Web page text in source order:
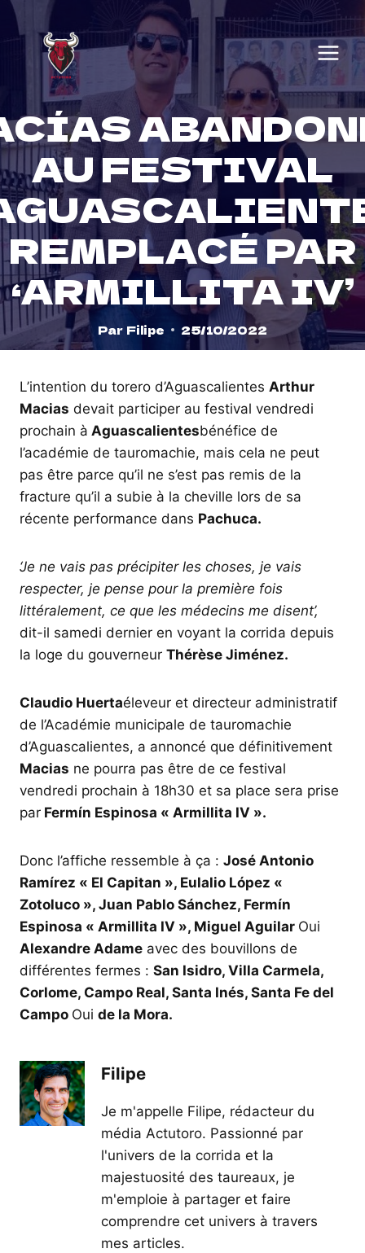
Skip
content
AU FESTIVAL
REMPLACÉ PAR
‘ARMILLITA IV’
Par Filipe 25/10/2022
L’intention du torero d’Aguascalientes Arthur
Macias devait participer au festival vendredi
prochain à Aguascalientesbénéfice de
l’académie de tauromachie, mais cela ne peut
pas être parce qu’il ne s’est pas remis de la
fracture qu’il a subie à la cheville lors de sa
récente performance dans Pachuca.
‘Je ne vais pas précipiter les choses, je vais
respecter, je pense pour la première fois
littéralement, ce que les médecins me disent’,
dit-il samedi dernier en voyant la corrida depuis
la loge du gouverneur Thérèse Jiménez.
Claudio Huertaéleveur et directeur administratif
de l’Académie municipale de tauromachie
d’Aguascalientes, a annoncé que définitivement
Macias ne pourra pas être de ce festival
vendredi prochain à 18h30 et sa place sera prise
par Fermín Espinosa « Armillita IV ».
Donc l’affiche ressemble à ça : José Antonio
Ramírez « El Capitan », Eulalio López «
Zotoluco », Juan Pablo Sánchez, Fermín
Espinosa « Armillita IV », Miguel Aguilar Oui
Alexandre Adame avec des bouvillons de
différentes fermes : San Isidro, Villa Carmela,
Corlome, Campo Real, Santa Inés, Santa Fe del
Campo Oui de la Mora.
Filipe
Je m'appelle Filipe, rédacteur du
média Actutoro. Passionné par
l'univers de la corrida et la
majestuosité des taureaux, je
m'emploie à partager et faire
comprendre cet univers à travers
mes articles.